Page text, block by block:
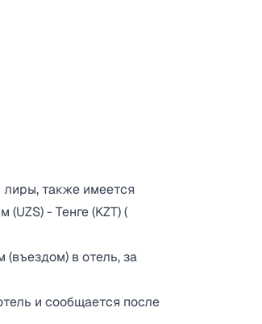
также имеется
- Тенге (KZT) (
в отель, за
и сообщается после